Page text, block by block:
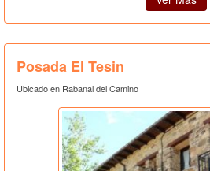
Posada El Tesin
Ubicado en Rabanal del Camino